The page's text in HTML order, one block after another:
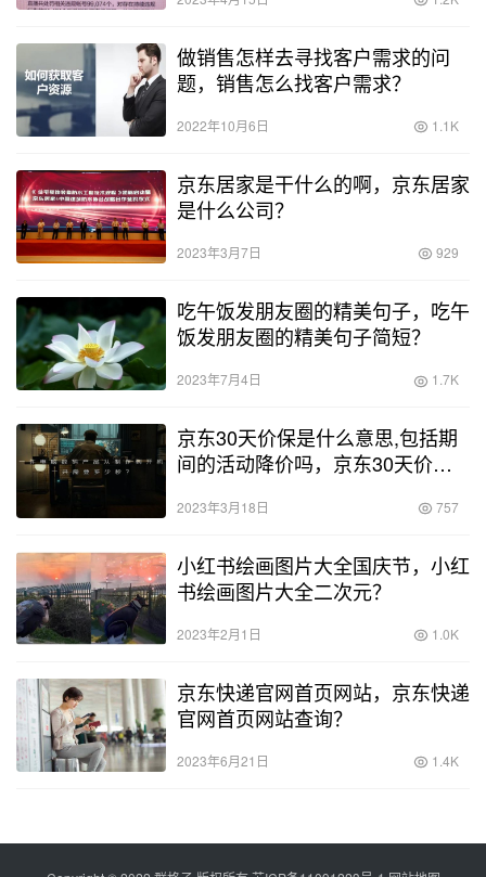
做销售怎样去寻找客户需求的问
题，销售怎么找客户需求？
2022年10月6日 1.1K
京东居家是干什么的啊，京东居家
是什么公司？
2023年3月7日 929
吃午饭发朋友圈的精美句子，吃午
饭发朋友圈的精美句子简短？
2023年7月4日 1.7K
京东30天价保是什么意思,包括期
间的活动降价吗，京东30天价保
2023年3月18日 757
小红书绘画图片大全国庆节，小红
书绘画图片大全二次元？
2023年2月1日 1.0K
京东快递官网首页网站，京东快递
官网首页网站查询？
2023年6月21日 1.4K